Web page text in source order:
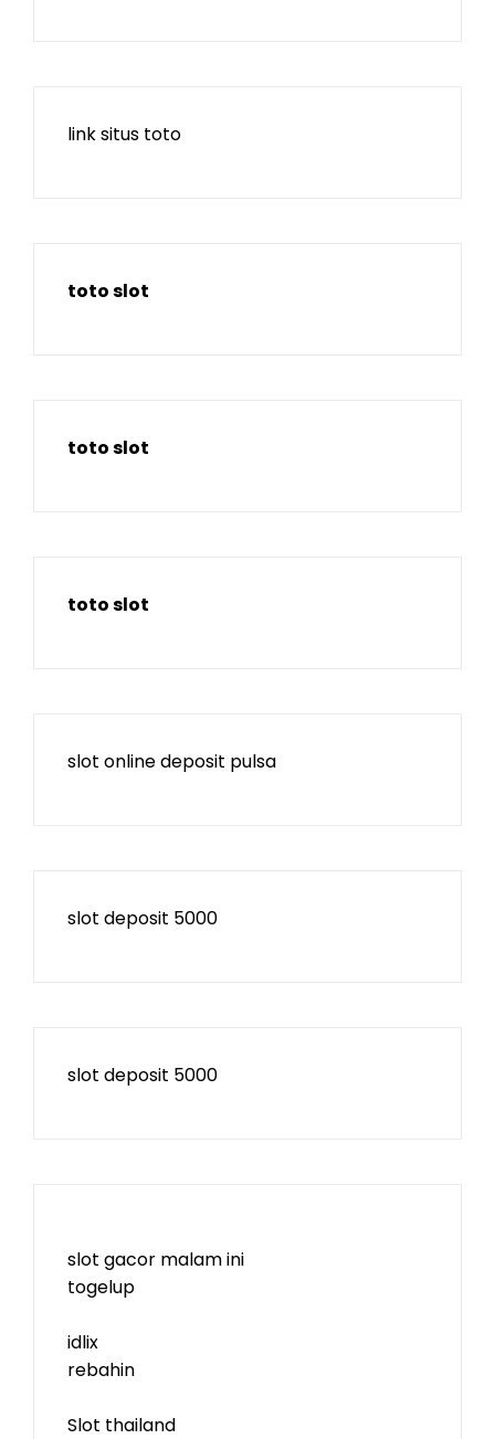
link situs toto
toto slot
toto slot
toto slot
slot online deposit pulsa
slot deposit 5000
slot deposit 5000
slot gacor malam ini
togelup
idlix
rebahin
Slot thailand